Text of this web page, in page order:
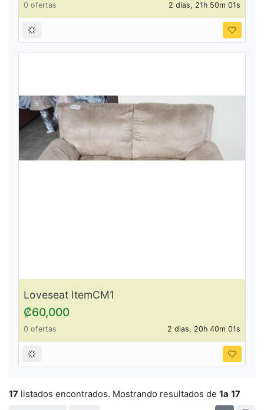
0 ofertas 2 dias, 21h 50m 01s
Loveseat ItemCM1
₡60,000
0 ofertas 2 dias, 20h 40m 01s
17 listados encontrados. Mostrando resultados de 1a 17